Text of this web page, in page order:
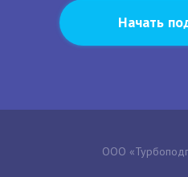
Начать
ООО